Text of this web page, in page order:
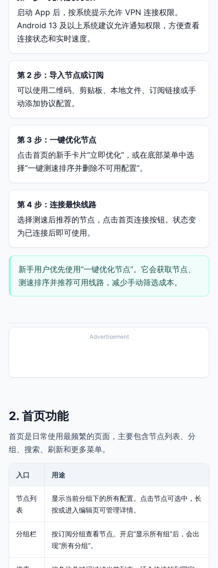
启动 App 后，按系统提示允许 VPN 连接权限。
Android 13 及以上系统建议允许通知权限，方便查看
连接状态和实时速度。
第 2 步：导入节点或订阅
可以使用二维码、剪贴板、本地文件、订阅链接或手
动添加协议配置。
第 3 步：一键优化节点
点击首页的新手卡片“立即优化”，或在底部菜单中选
择“一键测速排序并删除不可用配置”。
第 4 步：连接最快线路
选择测速后推荐的节点，点击首页连接按钮。状态变
为已连接后即可使用。
新手用户优先使用“一键优化节点”。它会获取节点、
测速排序并推荐可用线路，减少手动筛选成本。
Advertisement
2. 首页功能
首页是日常使用最频繁的页面，主要包含节点列表、分
组、搜索、刷新和更多菜单。
入口 用途
节点列
表
显示当前分组下的所有配置。点击节点可选中，长
按或进入编辑页可管理详情。
分组栏
按订阅分组查看节点。开启“显示所有组”后，会出
现“所有分组”。